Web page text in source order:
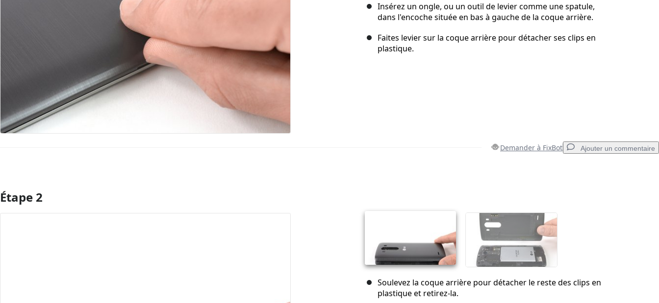
Insérez un ongle, ou un outil de levier comme une spatule,
dans l'encoche située en bas à gauche de la coque arrière.
Faites levier sur la coque arrière pour détacher ses clips en
plastique.
Demander à FixBot Ajouter un commentaire
Ajouter un commentaire
Annuler
Étape 2
Soulevez la coque arrière pour détacher le reste des clips en
plastique et retirez-la.